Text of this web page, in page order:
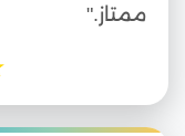
ممتاز."